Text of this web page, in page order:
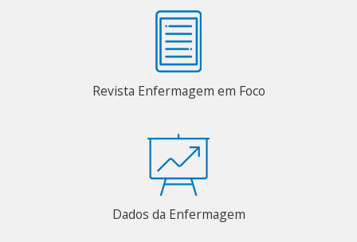
Revista Enfermagem em Foco
Dados da Enfermagem